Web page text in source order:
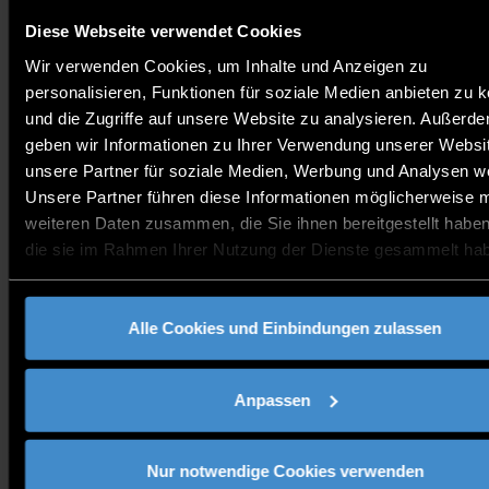
Diese Webseite verwendet Cookies
Wir verwenden Cookies, um Inhalte und Anzeigen zu
personalisieren, Funktionen für soziale Medien anbieten zu
und die Zugriffe auf unsere Website zu analysieren.
geben wir Informationen zu Ihrer Verwendung unserer
unsere Partner für soziale Medien, Werbung und Analysen
Unsere Partner führen diese Informationen möglicherweise
weiteren Daten zusammen, die Sie ihnen bereitgestellt
die sie im Rahmen Ihrer Nutzung der Dienste gesammelt
Alle Cookies und Einbindungen zulassen
Anpassen
Nur notwendige Cookies verwenden
Unternehmen, gibt einen fundierten Überblick
darüber, wie Unternehmen Zukunftstrends frühzeitig
erkennen, neue Chancen im Wandel aktiv nutzen und
durch innovative Ideen sowie unternehmerisches
Engagement ihre Zukunftsfähigkeit nachhaltig
sichern können.
Die Teilnahme an der Veranstaltung ist kostenfrei.
Nutzen Sie erneut die Gelegenheit, potenzielle
Geschäftspartner, Lieferanten oder Kunden sowohl
im eigenen als auch im Nachbarland
kennenzulernen.
Präsentieren Sie sich auf der Messe gemeinsam mit
weitere Institutionen. Oder kommen Sie auch als